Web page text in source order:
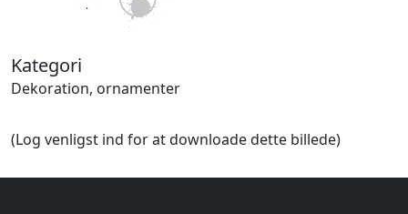
Landbrug
Lyd, billede
Mad, drikke
Mærkedage
Mennesker
Kategori
Dekoration, ornamenter
(Log venligst ind for at downloade dette billede)